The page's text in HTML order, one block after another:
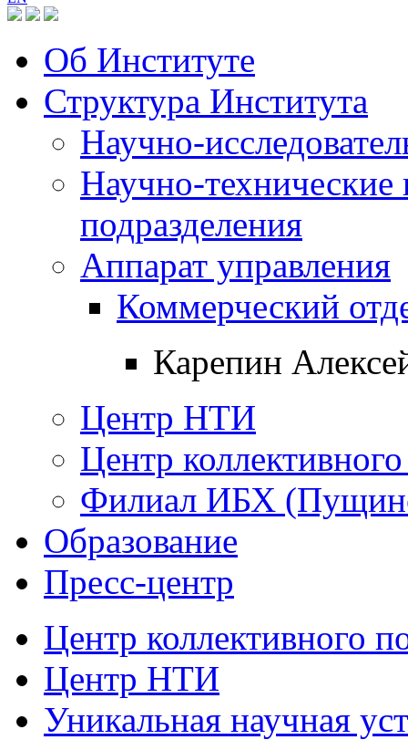
Об Институте
Структура Института
Научно-
Научно-технические
подразделения
Аппарат управления
Коммерческий
Карепин
Центр НТИ
Центр
Филиал ИБХ
Образование
Пресс-центр
Центр коллективного
Центр НТИ
Уникальная научная